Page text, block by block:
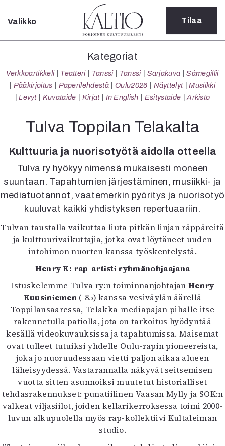
Sulje
Kategoriat
Verkkoartikkeli
Teatteri
Tanssi
Sarjakuva
Sámegillii
Pääkirjoitus
Paperilehdestä
Oulu2026
Näyttelyt
Musiikki
Levyt
Kuvataide
Kirjat
In English
Esitystaide
Arkisto
Lehdet
4/2026
2–3/2026
1/2026
6/2025
5/2025 saame
5/2025
Lehtiarkisto
Info
Tilaus ja irtonumerot
Yhteistyössä
Valikko Tilaa
Kategoriat
Verkkoartikkeli Teatteri Tanssi Tanssi Sarjakuva
Sámegillii
Pääkirjoitus
Paperilehdestä Oulu2026 Näyttelyt
Musiikki
Levyt
Kuvataide Kirjat In English Esitystaide Arkisto
Tulva Toppilan Telakalta
Kulttuuria ja nuorisotyötä aidolla otteella
Tulva ry hyökyy nimensä mukaisesti moneen
suuntaan. Tapahtumien järjestäminen, musiikki- ja
mediatuotannot, vaatemerkin pyöritys ja nuorisotyö
kuuluvat kaikki yhdistyksen repertuaariin.
Tulvan taustalla vaikuttaa liuta pitkän linjan räppäreitä
ja kulttuurivaikuttajia, jotka ovat löytäneet uuden
intohimon nuorten kanssa työskentelystä.
Henry K: rap-artisti ryhmänohjaajana
Istuskelemme Tulva ry:n toiminnanjohtajan Henry
Kuusiniemen (-85) kanssa vesiväylän äärellä
Toppilansaaressa, Telakka-mediapajan pihalle itse
rakennetulla patiolla, jota on tarkoitus hyödyntää
kesällä videokuvauksissa ja tapahtumissa. Maisemat
ovat tulleet tutuiksi yhdelle Oulu-rapin pioneereista,
joka jo nuoruudessaan vietti paljon aikaa alueen
läheisyydessä. Vastarannalla näkyvät seitsemisen
vuotta sitten asunnoiksi muutetut historialliset
tehdasrakennukset: punatiilinen Vaasan Mylly ja SOK:n
valkeat viljasiilot, joiden kellarikerroksessa toimi 2000-
luvun alkupuolella myös rap-kollektiivi Kultaleiman
studio.